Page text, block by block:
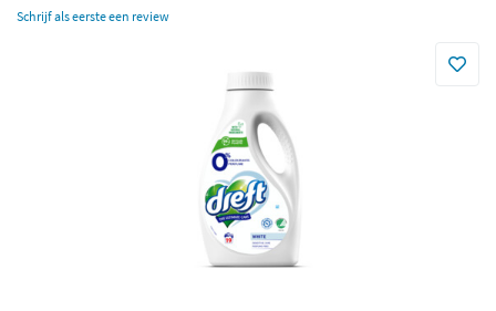
Schrijf als eerste een review